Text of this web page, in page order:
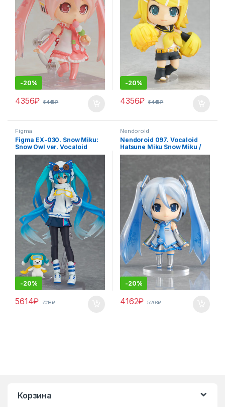
-20%
4356₽ 5445₽
-20%
4356₽ 5445₽
Figma
Figma EX-030. Snow Miku:
Snow Owl ver. Vocaloid
фигурка Мику Хацунэ
-20%
5614₽ 7018₽
Nendoroid
Nendoroid 097. Vocaloid
Hatsune Miku Snow Miku /
Vocaloid аниме фигурка
-20%
4162₽ 5203₽
Корзина